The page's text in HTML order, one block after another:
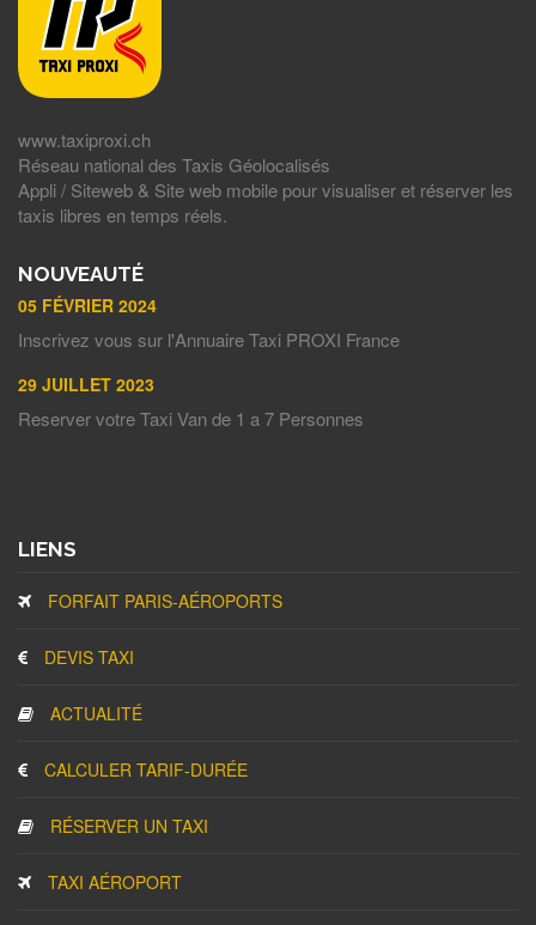
www.taxiproxi.ch
Réseau national des Taxis Géolocalisés
Appli / Siteweb & Site web mobile pour visualiser et réserver les
taxis libres en temps réels.
NOUVEAUTÉ
05 FÉVRIER 2024
Inscrivez vous sur l'Annuaire Taxi PROXI France
29 JUILLET 2023
Reserver votre Taxi Van de 1 a 7 Personnes
LIENS
FORFAIT PARIS-AÉROPORTS
DEVIS TAXI
ACTUALITÉ
CALCULER TARIF-DURÉE
RÉSERVER UN TAXI
TAXI AÉROPORT